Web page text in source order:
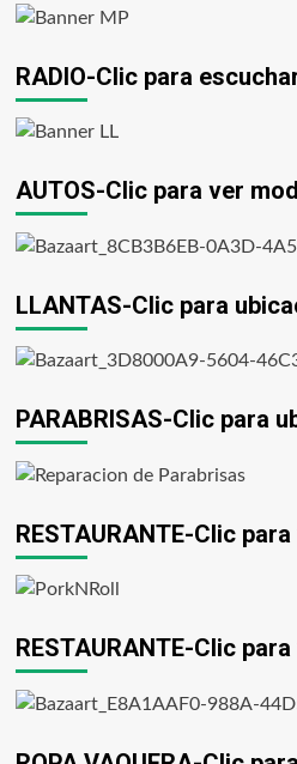
RADIO-Clic para
AUTOS-Clic para ver
LLANTAS-Clic para
PARABRISAS-Clic para
RESTAURANTE-Clic
RESTAURANTE-Clic